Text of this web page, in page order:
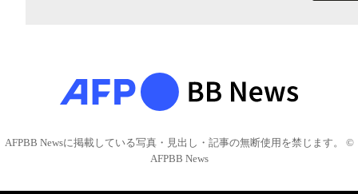
AFPBB Newsに掲載している写真・見出し・記事の無断使用を禁じます。 ©
AFPBB News